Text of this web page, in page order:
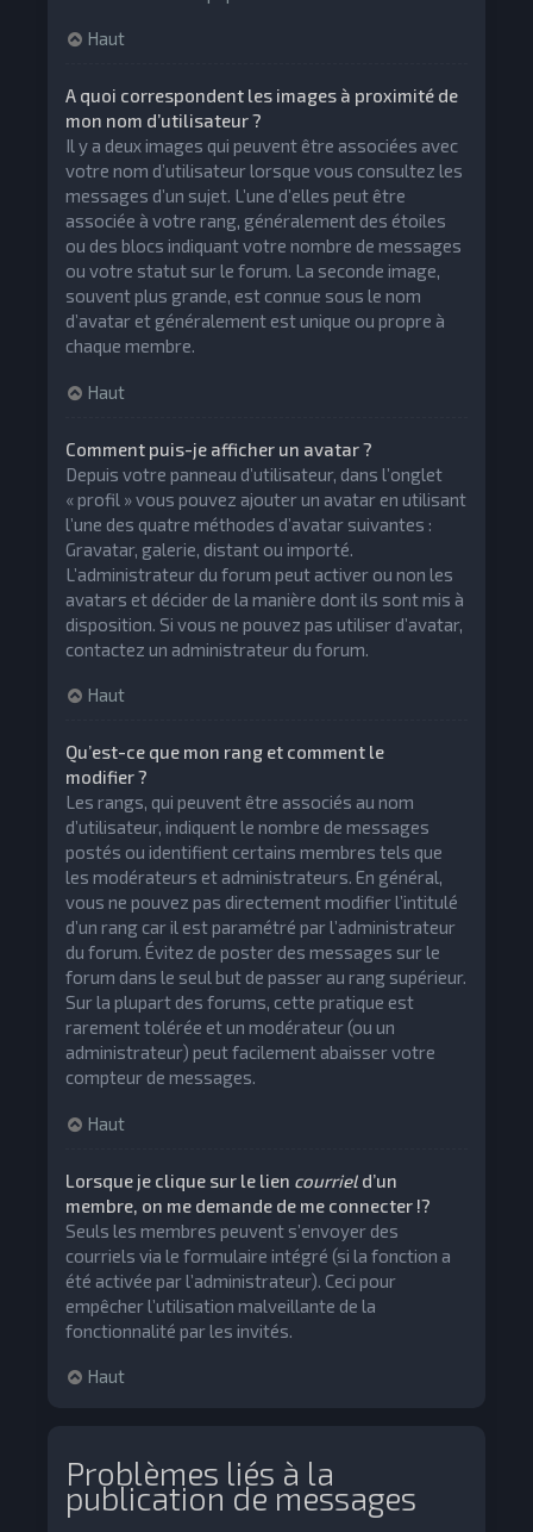
Haut
A quoi correspondent les images à proximité de
mon nom d’utilisateur ?
Il y a deux images qui peuvent être associées avec
votre nom d’utilisateur lorsque vous consultez les
messages d’un sujet. L’une d’elles peut être
associée à votre rang, généralement des étoiles
ou des blocs indiquant votre nombre de messages
ou votre statut sur le forum. La seconde image,
souvent plus grande, est connue sous le nom
d’avatar et généralement est unique ou propre à
chaque membre.
Haut
Comment puis-je afficher un avatar ?
Depuis votre panneau d’utilisateur, dans l’onglet
« profil » vous pouvez ajouter un avatar en utilisant
l’une des quatre méthodes d’avatar suivantes :
Gravatar, galerie, distant ou importé.
L’administrateur du forum peut activer ou non les
avatars et décider de la manière dont ils sont mis à
disposition. Si vous ne pouvez pas utiliser d’avatar,
contactez un administrateur du forum.
Haut
Qu’est-ce que mon rang et comment le
modifier ?
Les rangs, qui peuvent être associés au nom
d’utilisateur, indiquent le nombre de messages
postés ou identifient certains membres tels que
les modérateurs et administrateurs. En général,
vous ne pouvez pas directement modifier l’intitulé
d’un rang car il est paramétré par l’administrateur
du forum. Évitez de poster des messages sur le
forum dans le seul but de passer au rang supérieur.
Sur la plupart des forums, cette pratique est
rarement tolérée et un modérateur (ou un
administrateur) peut facilement abaisser votre
compteur de messages.
Haut
Lorsque je clique sur le lien courriel d’un
membre, on me demande de me connecter !?
Seuls les membres peuvent s’envoyer des
courriels via le formulaire intégré (si la fonction a
été activée par l’administrateur). Ceci pour
empêcher l’utilisation malveillante de la
fonctionnalité par les invités.
Haut
Problèmes liés à la
publication de messages